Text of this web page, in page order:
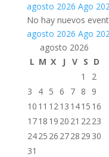
agosto 2026 Ago
No hay nuevos
agosto 2026 Ago
agosto 2026
L M X J V S D
1
2
3
4 5 6 7 8
9
10 11 1213 1415 16
1718 19 20 21 2223
2425 26 2728 29 30
31